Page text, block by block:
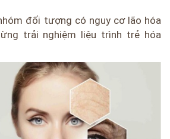
đối tượng có nguy cơ lão hóa
trải nghiệm liệu trình trẻ hóa